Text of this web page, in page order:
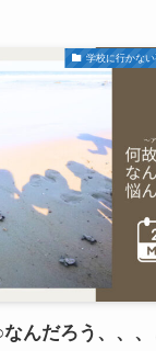
学校に行かな
んだろう、、